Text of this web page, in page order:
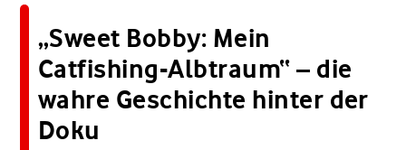
„Sweet Bobby: Mein
Catfishing-Albtraum“ – die
wahre Geschichte hinter der
Doku